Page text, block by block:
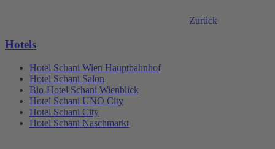
Zurück
Hotels
Hotel Schani Wien Hauptbahnhof
Hotel Schani Salon
Bio-Hotel Schani Wienblick
Hotel Schani UNO City
Hotel Schani City
Hotel Schani Naschmarkt